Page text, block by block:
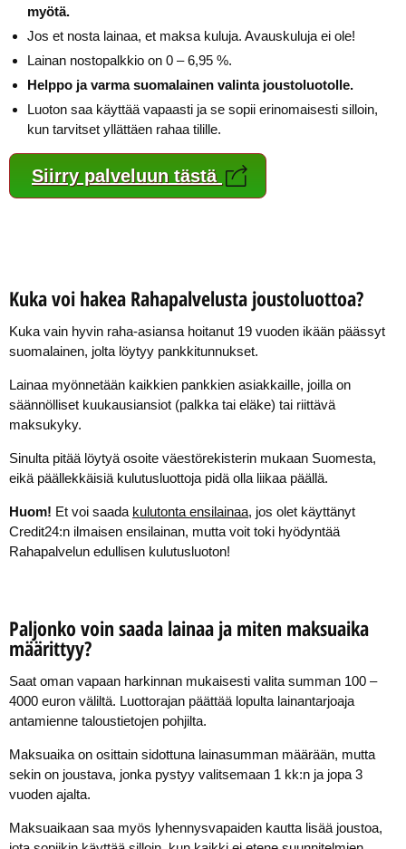
myötä.
Jos et nosta lainaa, et maksa kuluja. Avauskuluja ei ole!
Lainan nostopalkkio on 0 – 6,95 %.
Helppo ja varma suomalainen valinta joustoluotolle.
Luoton saa käyttää vapaasti ja se sopii erinomaisesti silloin,
kun tarvitset yllättäen rahaa tilille.
Siirry palveluun tästä
Kuka voi hakea Rahapalvelusta joustoluottoa?
Kuka vain hyvin raha-asiansa hoitanut 19 vuoden ikään päässyt
suomalainen, jolta löytyy pankkitunnukset.
Lainaa myönnetään kaikkien pankkien asiakkaille, joilla on
säännölliset kuukausiansiot (palkka tai eläke) tai riittävä
maksukyky.
Sinulta pitää löytyä osoite väestörekisterin mukaan Suomesta,
eikä päällekkäisiä kulutusluottoja pidä olla liikaa päällä.
Huom! Et voi saada kulutonta ensilainaa, jos olet käyttänyt
Credit24:n ilmaisen ensilainan, mutta voit toki hyödyntää
Rahapalvelun edullisen kulutusluoton!
Paljonko voin saada lainaa ja miten maksuaika
määrittyy?
Saat oman vapaan harkinnan mukaisesti valita summan 100 –
4000 euron väliltä. Luottorajan päättää lopulta lainantarjoaja
antamienne taloustietojen pohjilta.
Maksuaika on osittain sidottuna lainasumman määrään, mutta
sekin on joustava, jonka pystyy valitsemaan 1 kk:n ja jopa 3
vuoden ajalta.
Maksuaikaan saa myös lyhennysvapaiden kautta lisää joustoa,